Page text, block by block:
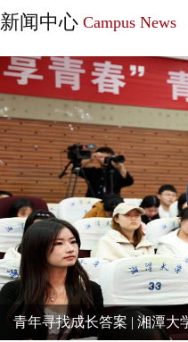
新闻中心 Campus News
青年寻找成长答案 | 湘潭大